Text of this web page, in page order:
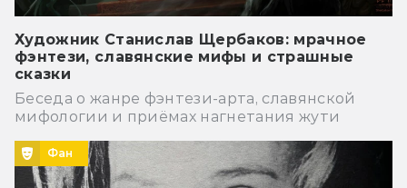
Художник Станислав Щербаков: мрачное
фэнтези, славянские мифы и страшные
сказки
Беседа о жанре фэнтези-арта, славянской
мифологии и приёмах нагнетания жути
Фан